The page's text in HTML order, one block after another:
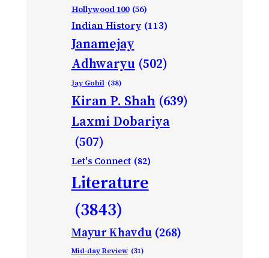
Hollywood 100 (56)
Indian History (113)
Janamejay
Adhwaryu (502)
Jay Gohil (38)
Kiran P. Shah (639)
Laxmi Dobariya
(507)
Let's Connect (82)
Literature
(3843)
Mayur Khavdu (268)
Mid-day Review (31)